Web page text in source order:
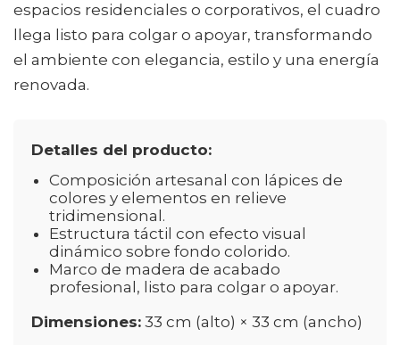
espacios residenciales o corporativos, el cuadro
llega listo para colgar o apoyar, transformando
el ambiente con elegancia, estilo y una energía
renovada.
Detalles del producto:
Composición artesanal con lápices de
colores y elementos en relieve
tridimensional.
Estructura táctil con efecto visual
dinámico sobre fondo colorido.
Marco de madera de acabado
profesional, listo para colgar o apoyar.
Dimensiones: 33 cm (alto) × 33 cm (ancho)